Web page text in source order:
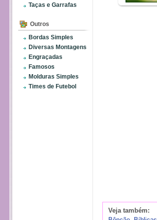
Taças e Garrafas
Outros
Bordas Simples
Diversas Montagens
Engraçadas
Famosos
Molduras Simples
Times de Futebol
Veja também: